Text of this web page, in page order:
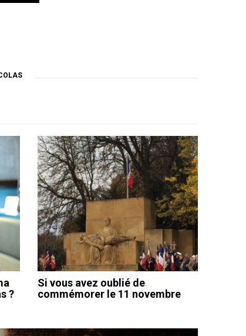
?
Si vous avez oublié de
commémorer le 11 novembre